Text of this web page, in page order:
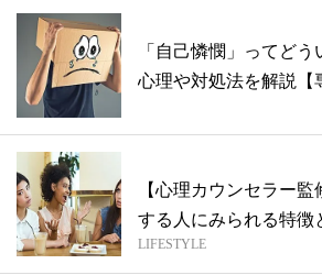
「自己憐憫」ってど
心理や対処法を解説【
【心理カウンセラー
する人にみられる特徴
談...
LIFESTYLE